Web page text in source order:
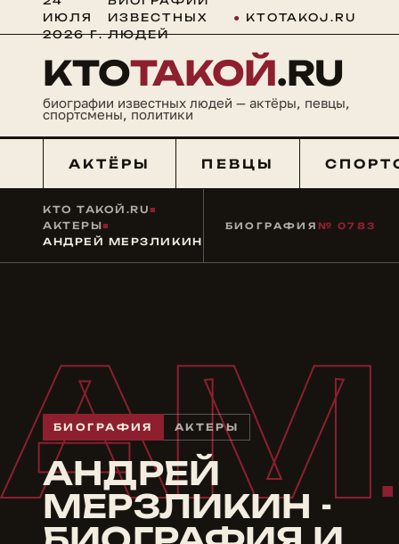
ИЮЛЯ
2026 Г.
ИЗВЕСТНЫХ
ЛЮДЕЙ
● KTOTAKOJ.RU
КТОТАКОЙ.RU
биографии известных людей — актёры, певцы,
спортсмены, политики
АКТЁРЫ ПЕВЦЫ
АМ
КТО ТАКОЙ.RU■
АКТЕРЫ■
АНДРЕЙ МЕРЗЛИКИН
БИОГРАФИЯ№ 0783
БИОГРАФИЯ АКТЕРЫ
АНДРЕЙ
МЕРЗЛИКИН -